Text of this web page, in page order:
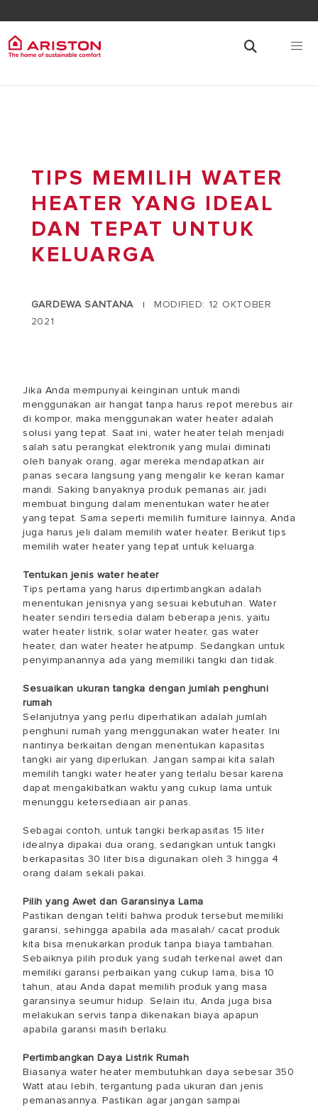
TIPS MEMILIH WATER
HEATER YANG IDEAL
DAN TEPAT UNTUK
KELUARGA
GARDEWA SANTANA |
MODIFIED: 12 OKTOBER
2021
Jika Anda mempunyai keinginan untuk mandi
menggunakan air hangat tanpa harus repot merebus air
di kompor, maka menggunakan water heater adalah
solusi yang tepat. Saat ini, water heater telah menjadi
salah satu perangkat elektronik yang mulai diminati
oleh banyak orang, agar mereka mendapatkan air
panas secara langsung yang mengalir ke keran kamar
mandi. Saking banyaknya produk pemanas air, jadi
membuat bingung dalam menentukan water heater
yang tepat. Sama seperti memilih furniture lainnya, Anda
juga harus jeli dalam memilih water heater. Berikut tips
memilih water heater yang tepat untuk keluarga.
Tentukan jenis water heater
Tips pertama yang harus dipertimbangkan adalah
menentukan jenisnya yang sesuai kebutuhan. Water
heater sendiri tersedia dalam beberapa jenis, yaitu
water heater listrik, solar water heater, gas water
heater, dan water heater heatpump. Sedangkan untuk
penyimpanannya ada yang memiliki tangki dan tidak.
Sesuaikan ukuran tangka dengan jumlah penghuni
rumah
Selanjutnya yang perlu diperhatikan adalah jumlah
penghuni rumah yang menggunakan water heater. Ini
nantinya berkaitan dengan menentukan kapasitas
tangki air yang diperlukan. Jangan sampai kita salah
memilih tangki water heater yang terlalu besar karena
dapat mengakibatkan waktu yang cukup lama untuk
menunggu ketersediaan air panas.
Sebagai contoh, untuk tangki berkapasitas 15 liter
idealnya dipakai dua orang, sedangkan untuk tangki
berkapasitas 30 liter bisa digunakan oleh 3 hingga 4
orang dalam sekali pakai.
Pilih yang Awet dan Garansinya Lama
Pastikan dengan teliti bahwa produk tersebut memiliki
garansi, sehingga apabila ada masalah/ cacat produk
kita bisa menukarkan produk tanpa biaya tambahan.
Sebaiknya pilih produk yang sudah terkenal awet dan
memiliki garansi perbaikan yang cukup lama, bisa 10
tahun, atau Anda dapat memilih produk yang masa
garansinya seumur hidup. Selain itu, Anda juga bisa
melakukan servis tanpa dikenakan biaya apapun
apabila garansi masih berlaku.
Pertimbangkan Daya Listrik Rumah
Biasanya water heater membutuhkan daya sebesar 350
Watt atau lebih, tergantung pada ukuran dan jenis
pemanasannya. Pastikan agar jangan sampai